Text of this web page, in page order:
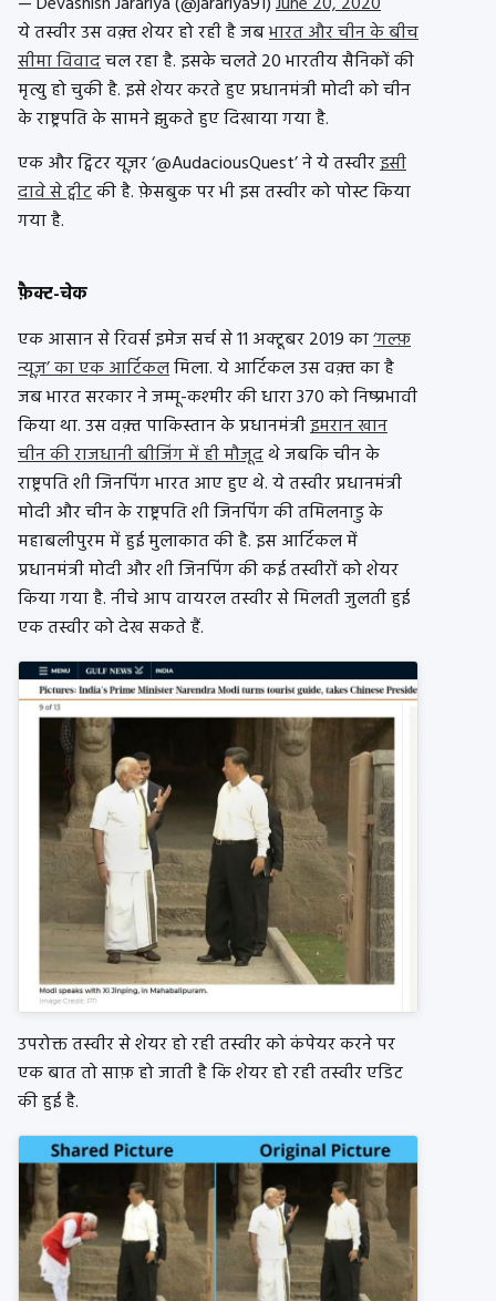
ये तस्वीर उस वक़्त शेयर हो रही है जबभारत और चीन के बीच
सीमा विवादचल रहा है. इसके चलते 20 भारतीय सैनिकों की
मृत्यु हो चुकी है. इसे शेयर करते हुए प्रधानमंत्री मोदी को चीन
के राष्ट्रपति के सामने झुकते हुए दिखाया गया है.
एक और ट्विटर यूज़र ‘@AudaciousQuest’ ने ये तस्वीरइसी
दावे से ट्वीटकी है. फ़ेसबुक पर भी इस तस्वीर को पोस्ट किया
गया है.
फ़ैक्ट-चेक
एक आसान से रिवर्स इमेज सर्च से 11 अक्टूबर 2019 का‘गल्फ़
न्यूज़’ का एक आर्टिकलमिला. ये आर्टिकल उस वक़्त का है
जब भारत सरकार ने जम्मू-कश्मीर की धारा 370 को निष्प्रभावी
किया था. उस वक़्त पाकिस्तान के प्रधानमंत्रीइमरान खान
चीन की राजधानी बीजिंग में ही मौजूदथे जबकि चीन के
राष्ट्रपति शी जिनपिंग भारत आए हुए थे. ये तस्वीर प्रधानमंत्री
मोदी और चीन के राष्ट्रपति शी जिनपिंग की तमिलनाडु के
महाबलीपुरम में हुई मुलाकात की है. इस आर्टिकल में
प्रधानमंत्री मोदी और शी जिनपिंग की कई तस्वीरों को शेयर
किया गया है. नीचे आप वायरल तस्वीर से मिलती जुलती हुई
एक तस्वीर को देख सकते हैं.
उपरोक्त तस्वीर से शेयर हो रही तस्वीर को कंपेयर करने पर
एक बात तो साफ़ हो जाती है कि शेयर हो रही तस्वीर एडिट
की हुई है.